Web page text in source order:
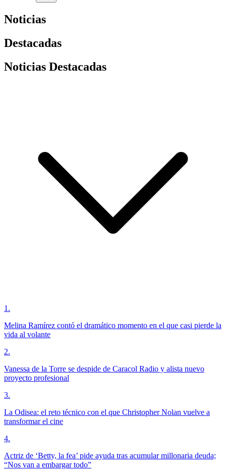
Noticias
Destacadas
Noticias Destacadas
1 .
Melina Ramírez contó el dramático momento en el que casi pierde la
vida al volante
2.
Vanessa de la Torre se despide de Caracol Radio y alista nuevo
proyecto profesional
3.
La Odisea: el reto técnico con el que Christopher Nolan vuelve a
transformar el cine
4.
Actriz de ‘Betty, la fea’ pide ayuda tras acumular millonaria deuda;
“Nos van a embargar todo”